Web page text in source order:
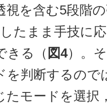
視を含む5段階
たまま手技に
きる（ 図4）。
を判断するので
たモードを選択